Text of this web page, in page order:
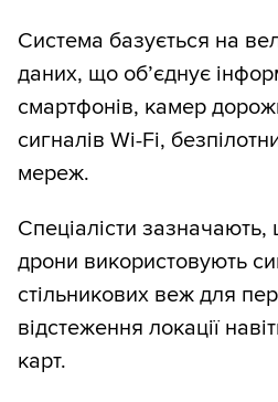
Система базується на
даних, що об’єднує
смартфонів, камер
сигналів Wi-Fi,
мереж.
Спеціалісти зазначають,
дрони використовують
стільникових веж для
відстеження локації
карт.